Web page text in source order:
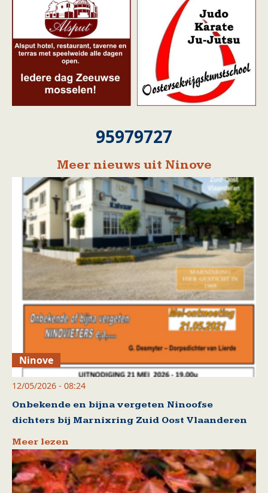
95979727
Meer nieuws uit Ninove
Ninove
12/05/2026 - 08:24
Onbekende en bijna vergeten Ninoofse
dichters bij Marnixring Zuid Oost Vlaanderen
Meer lezen